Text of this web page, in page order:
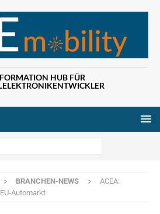
HUB FÜR
BRANCHEN-NEWS
ACEA:
Automarkt